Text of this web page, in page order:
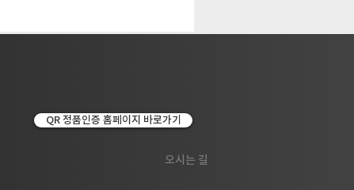
QR 정품인증 홈페이지 바로가기
오시는 길